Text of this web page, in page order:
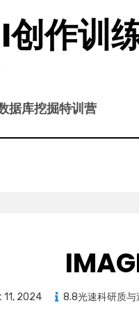
作训
据库挖掘特训营
11, 2024 8.8光速科研质与